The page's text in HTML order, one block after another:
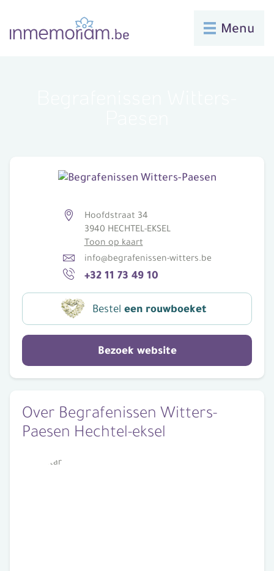
Menu
Hoofdstraat 34
3940 HECHTEL-EKSEL
Toon op kaart
info@begrafenissen-witters.be
+32 11 73 49 10
Bestel een rouwboeket
Bezoek website
Over Begrafenissen Witters-
Paesen Hechtel-eksel